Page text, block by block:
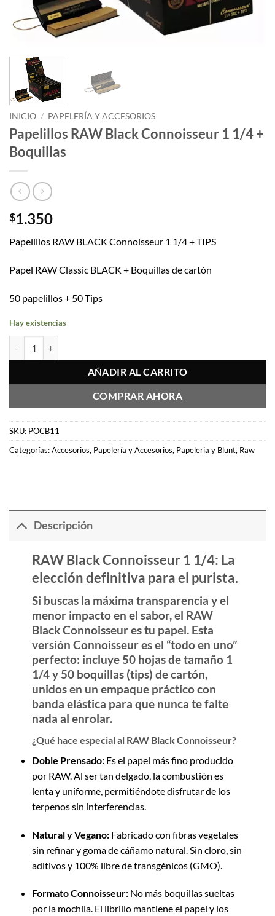
INICIO / PAPELERÍA Y ACCESORIOS
Papelillos RAW Black Connoisseur 1 1/4 +
Boquillas
$1.350
Papelillos RAW BLACK Connoisseur 1 1/4 + TIPS
Papel RAW Classic BLACK + Boquillas de cartón
50 papelillos + 50 Tips
Hay existencias
AÑADIR AL CARRITO
COMPRAR AHORA
SKU: POCB11
Categorías:Accesorios, Papelería y Accesorios, Papeleria y Blunt, Raw
Descripción
RAW Black Connoisseur 1 1/4: La
elección definitiva para el purista.
Si buscas la máxima transparencia y el
menor impacto en el sabor, el RAW
BlackConnoisseures tu papel. Esta
versión Connoisseures el “todo en uno”
perfecto: incluye 50 hojas de tamaño 1
1/4 y 50 boquillas (tips) de cartón,
unidos en un empaque práctico con
banda elástica para que nunca te falte
nada al enrolar.
¿Qué hace especial al RAW Black Connoisseur?
Doble Prensado:Es el papel más fino producido
por RAW. Al ser tan delgado, la combustión es
lenta y uniforme, permitiéndote disfrutar de los
terpenos sin interferencias.
Natural y Vegano:Fabricado con fibras vegetales
sin refinar y goma de cáñamo natural. Sin cloro, sin
aditivos y 100% libre de transgénicos (GMO).
Formato Connoisseur:No más boquillas sueltas
por la mochila. El librillo mantiene el papel y los